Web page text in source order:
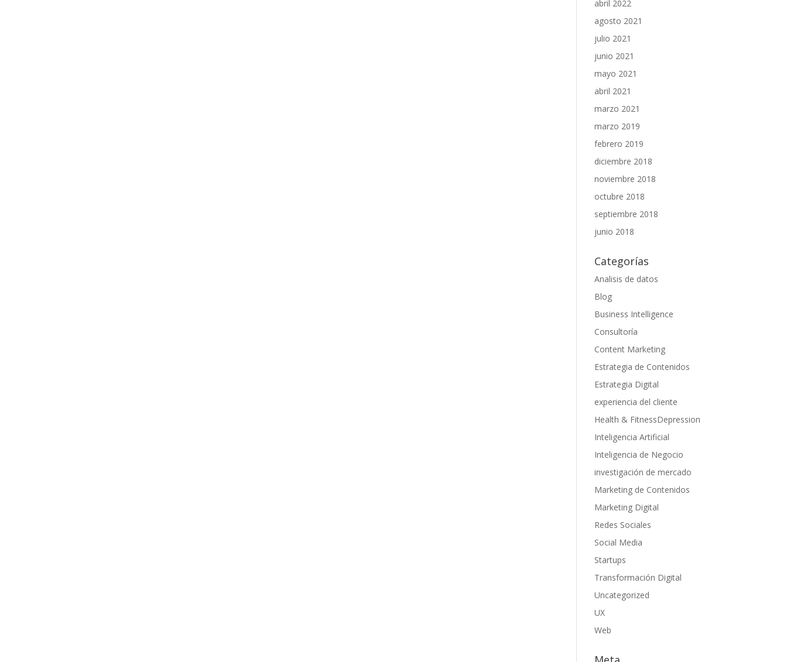
abril 2022
agosto 2021
julio 2021
junio 2021
mayo 2021
abril 2021
marzo 2021
marzo 2019
febrero 2019
diciembre 2018
noviembre 2018
octubre 2018
septiembre 2018
junio 2018
Categorías
Analisis de datos
Blog
Business Intelligence
Consultoría
Content Marketing
Estrategia de Contenidos
Estrategia Digital
experiencia del cliente
Health & FitnessDepression
Inteligencia Artificial
Inteligencia de Negocio
investigación de mercado
Marketing de Contenidos
Marketing Digital
Redes Sociales
Social Media
Startups
Transformación Digital
Uncategorized
UX
Web